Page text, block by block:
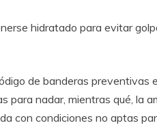
hidratado para evitar
de banderas preventivas
para nadar, mientras qué, la
con condiciones no aptas